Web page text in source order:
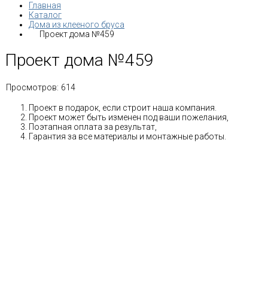
Главная
Каталог
Дома из клееного бруса
Проект дома №459
Проект дома №459
Просмотров: 614
Проект в подарок, если строит наша компания.
Проект может быть изменен под ваши пожелания,
Поэтапная оплата за результат,
Гарантия за все материалы и монтажные работы.